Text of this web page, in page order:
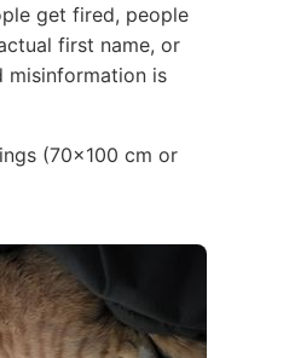
get fired, people
first name, or
misinformation is
(70x100 cm or